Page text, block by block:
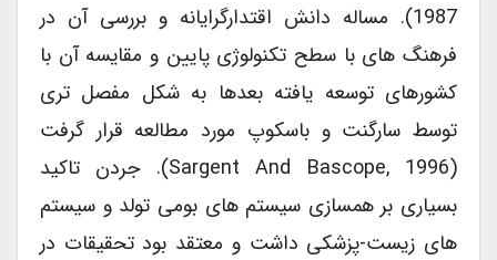
1987). مساله دانش اقتدارگرایانه و بررسی آن در
فرهنگ های با سطح تکنولوژی پایین و مقایسه آن با
کشورهای توسعه یافته بعدها به شکل مفصل تری
توسط سارگنت و باسکوپ مورد مطالعه قرار گرفت
(Sargent And Bascope, 1996). جردن تاکید
بسیاری بر همسازی سیستم های بومی تولد و سیستم
های زیست-پزشکی داشت و معتقد بود تحقیقات در